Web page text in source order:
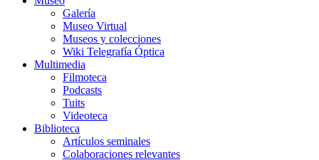
Galería
Museo Virtual
Museos y colecciones
Wiki Telegrafía Óptica
Multimedia
Filmoteca
Podcasts
Tuits
Videoteca
Biblioteca
Artículos seminales
Colaboraciones relevantes